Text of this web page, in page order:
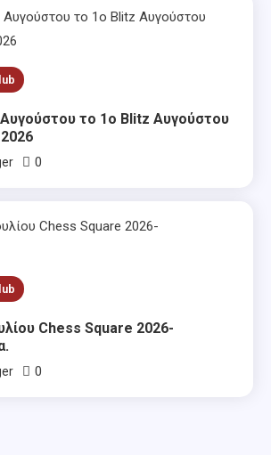
Αυγούστου το 1ο Blitz Αυγούστου
0
Chess Square 2026-
0